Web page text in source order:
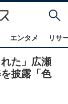
エンタメ リサ
た」広瀬
披露「色